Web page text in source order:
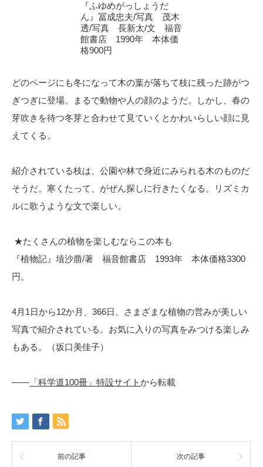
『ふゆめがっしょうだ
ん』冨成忠夫/写真 茂木
透/写真 長新太/文 福音
館書店 1990年 本体価
格900円
どのページにも冬になって木の葉が落ちて枝に残った跡がつ
ぎつぎに登場。まるで動物や人の顔のようだ。しかし、春の
芽吹きを待つ冬芽と合わせて見ていくとかわいらしい顔に見
えてくる。
紹介されている枝は、公園や林で身近にみられる木のものだ
そうだ。寒くたって、がぜん探しに行きたくなる。リズミカ
ルに歌うような文で楽しい。
★たくさんの植物を楽しむならこの本も
『植物記』埴沙萠/著 福音館書店 1993年 本体価格3300
円。
4月1日から12か月、366日、さまざまな植物の営みが美しい
写真で紹介されている。お気に入りの写真をみつける楽しみ
もある。（坂口美佳子）
―― 「科学道100冊」特設サイトから転載
前の記事 次の記事